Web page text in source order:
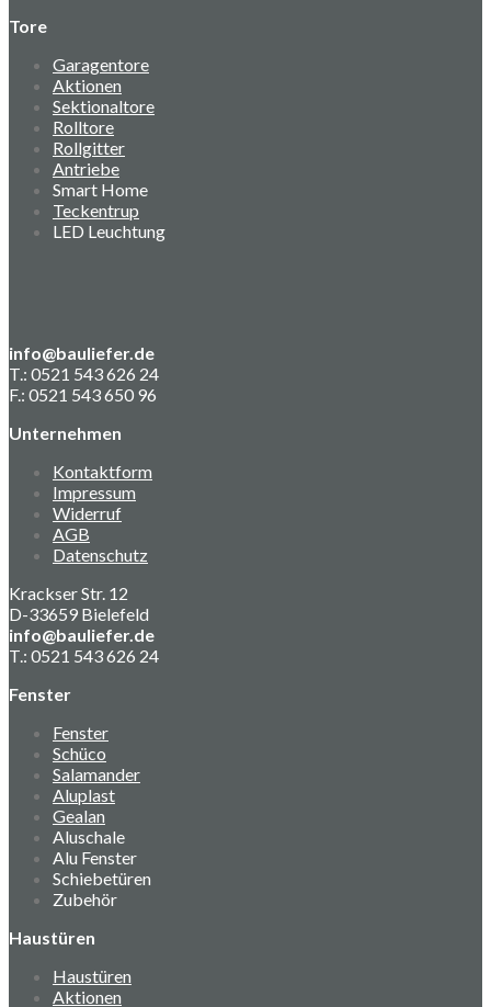
Tore
Garagentore
Aktionen
Sektionaltore
Rolltore
Rollgitter
Antriebe
Smart Home
Teckentrup
LED Leuchtung
info@bauliefer.de
T.: 0521 543 626 24
F.: 0521 543 650 96
Unternehmen
Kontaktform
Impressum
Widerruf
AGB
Datenschutz
Krackser Str. 12
D-33659 Bielefeld
info@bauliefer.de
T.: 0521 543 626 24
Fenster
Fenster
Schüco
Salamander
Aluplast
Gealan
Aluschale
Alu Fenster
Schiebetüren
Zubehör
Haustüren
Haustüren
Aktionen